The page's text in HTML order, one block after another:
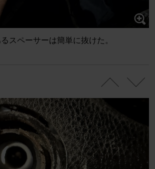
スペーサーは簡単に抜けた。